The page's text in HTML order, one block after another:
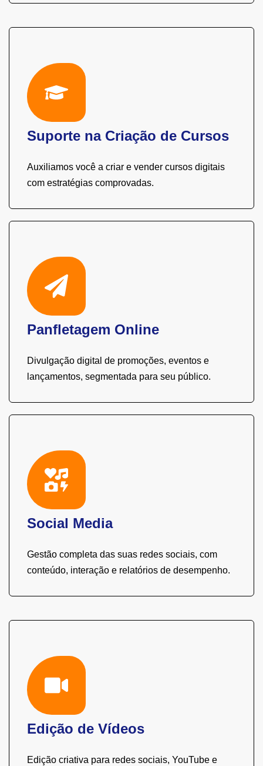
Suporte na Criação de Cursos
Auxiliamos você a criar e vender cursos digitais
com estratégias comprovadas.
Panfletagem Online
Divulgação digital de promoções, eventos e
lançamentos, segmentada para seu público.
Social Media
Gestão completa das suas redes sociais, com
conteúdo, interação e relatórios de desempenho.
Edição de Vídeos
Edição criativa para redes sociais, YouTube e